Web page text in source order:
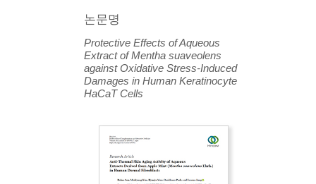
논문명
Protective Effects of Aqueous
Extract of Mentha suaveolens
against Oxidative Stress-Induced
Damages in Human Keratinocyte
HaCaT Cells